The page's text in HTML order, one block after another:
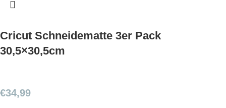
Cricut Schneidematte 3er Pack
30,5×30,5cm
€34,99